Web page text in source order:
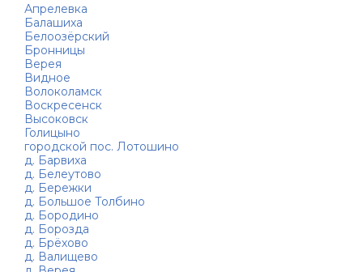
Апрелевка
Балашиха
Белоозёрский
Бронницы
Верея
Видное
Волоколамск
Воскресенск
Высоковск
Голицыно
городской пос. Лотошино
д. Барвиха
д. Белеутово
д. Бережки
д. Большое Толбино
д. Бородино
д. Борозда
д. Брёхово
д. Валищево